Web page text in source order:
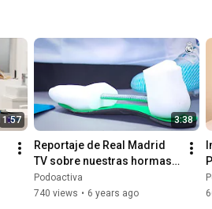
1:57 3:38
Reportaje de Real Madrid
TV sobre nuestras hormas
personalizadas
Podoactiva
740 views • 6 years ago